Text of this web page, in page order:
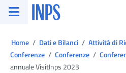
Vai al menu principale
Vai al contenuto principale
Vai al pie' di pagina
INPS ()
Home Dati e Bilanci Attività di
Conferenze
Conferenze
annuale VisitInps 2023